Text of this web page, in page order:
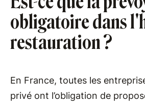
obligatoire dans
restauration ?
En France, toutes les
privé ont l’obligation de